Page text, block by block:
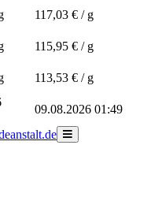
117,03 € / g
115,95 € / g
113,53 € / g
09.08.2026 01:49